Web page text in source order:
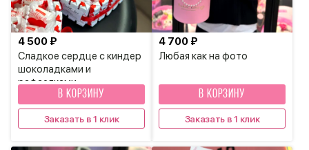
Сладкое сердце с киндер
шоколадками и
рафаелками
4 500 ₽
В КОРЗИНУ
Заказать в 1 клик
Любая как на фото
4 700 ₽
В КОРЗИНУ
Заказать в 1 клик